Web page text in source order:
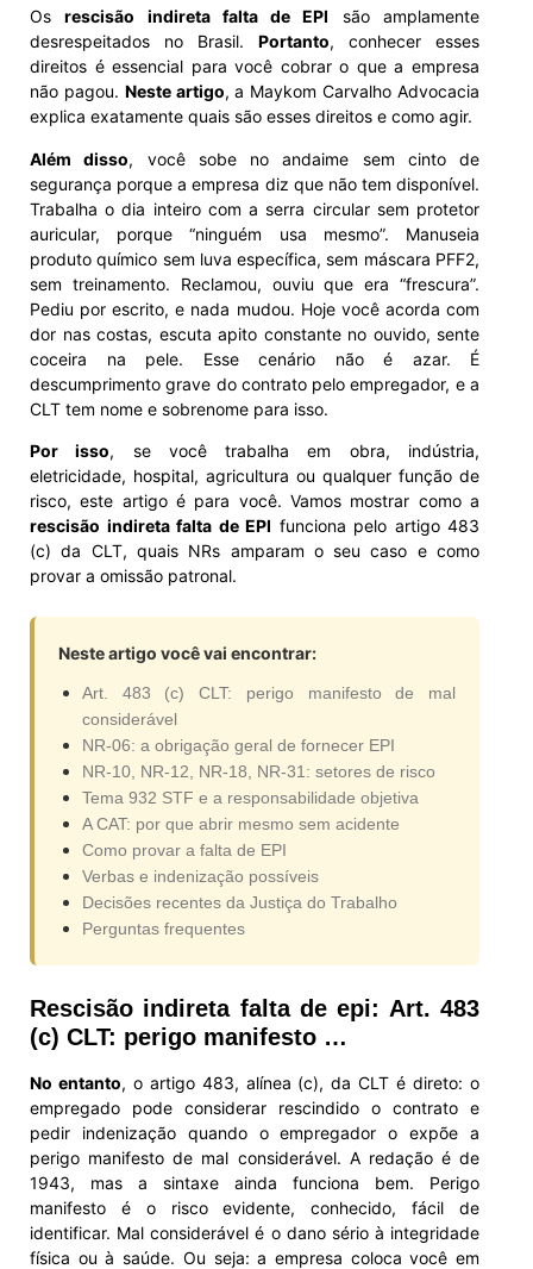
Osrescisão indireta falta de EPI são amplamente
desrespeitados no Brasil. Portanto, conhecer esses
direitos é essencial para você cobrar o que a empresa
não pagou. Neste artigo, a Maykom Carvalho Advocacia
explica exatamente quais são esses direitos e como agir.
Além disso, você sobe no andaime sem cinto de
segurança porque a empresa diz que não tem disponível.
Trabalha o dia inteiro com a serra circular sem protetor
auricular, porque “ninguém usa mesmo”. Manuseia
produto químico sem luva específica, sem máscara PFF2,
sem treinamento. Reclamou, ouviu que era “frescura”.
Pediu por escrito, e nada mudou. Hoje você acorda com
dor nas costas, escuta apito constante no ouvido, sente
coceira na pele. Esse cenário não é azar. É
descumprimento grave do contrato pelo empregador, e a
CLT tem nome e sobrenome para isso.
Por isso, se você trabalha em obra, indústria,
eletricidade, hospital, agricultura ou qualquer função de
risco, este artigo é para você. Vamos mostrar como a
rescisão indireta falta de EPI funciona pelo artigo 483
(c) da CLT, quais NRs amparam o seu caso e como
provar a omissão patronal.
Neste artigo você vai encontrar:
Art. 483 (c) CLT: perigo manifesto de mal
considerável
NR-06: a obrigação geral de fornecer EPI
NR-10, NR-12, NR-18, NR-31: setores de risco
Tema 932 STF e a responsabilidade objetiva
A CAT: por que abrir mesmo sem acidente
Como provar a falta de EPI
Verbas e indenização possíveis
Decisões recentes da Justiça do Trabalho
Perguntas frequentes
Rescisão indireta falta de epi: Art. 483
(c) CLT: perigo manifesto …
No entanto, o artigo 483, alínea (c), da CLT é direto: o
empregado pode considerar rescindido o contrato e
pedir indenização quando o empregador o expõe a
perigo manifesto de mal considerável. A redação é de
1943, mas a sintaxe ainda funciona bem. Perigo
manifesto é o risco evidente, conhecido, fácil de
identificar. Mal considerável é o dano sério à integridade
física ou à saúde. Ou seja: a empresa coloca você em